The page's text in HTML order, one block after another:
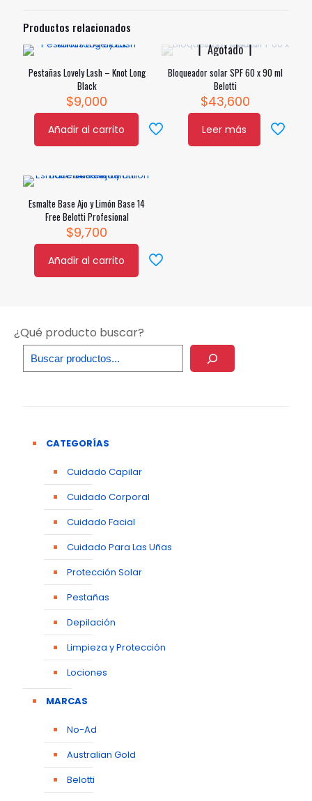
Productos relacionados
Pestañas Lovely Lash – Knot Long
Black
$9,000
Añadir al carrito
Agotado
Bloqueador solar SPF 60 x 90 ml
Belotti
$43,600
Leer más
Esmalte Base Ajo y Limón Base 14
Free Belotti Profesional
$9,700
Añadir al carrito
¿Qué producto buscar?
CATEGORÍAS
Cuidado Capilar
Cuidado Corporal
Cuidado Facial
Cuidado Para Las Uñas
Protección Solar
Pestañas
Depilación
Limpieza y Protección
Lociones
MARCAS
No-Ad
Australian Gold
Belotti